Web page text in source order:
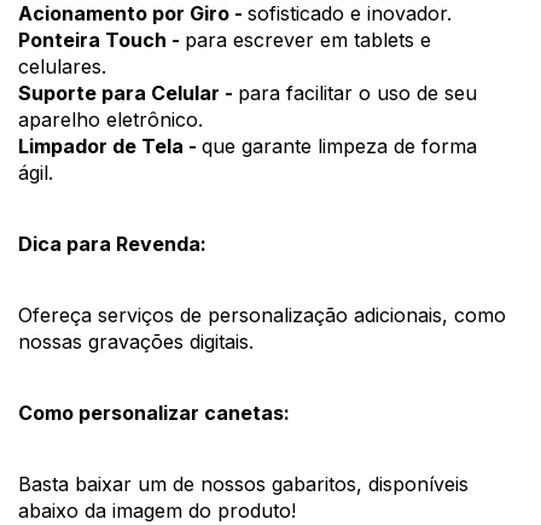
Acionamento por Giro - sofisticado e inovador.
Ponteira Touch - para escrever em tablets e
celulares.
Suporte para Celular - para facilitar o uso de seu
aparelho eletrônico.
Limpador de Tela - que garante limpeza de forma
ágil.
Dica para Revenda:
Ofereça serviços de personalização adicionais, como
nossas gravações digitais.
Como personalizar canetas:
Basta baixar um de nossos gabaritos, disponíveis
abaixo da imagem do produto!